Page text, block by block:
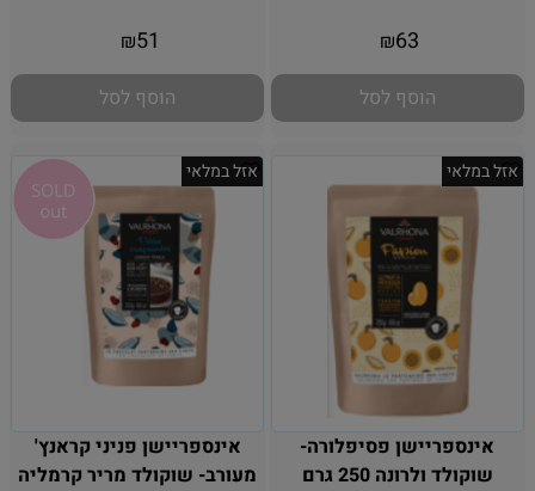
₪63
הוסף לסל
₪51
הוסף לסל
אזל במלאי
אינספריישן פסיפלורה-
שוקולד ולרונה 250 גרם
אזל במלאי
אינספריישן פניני קראנץ'
מעורב- שוקולד מריר קרמליה